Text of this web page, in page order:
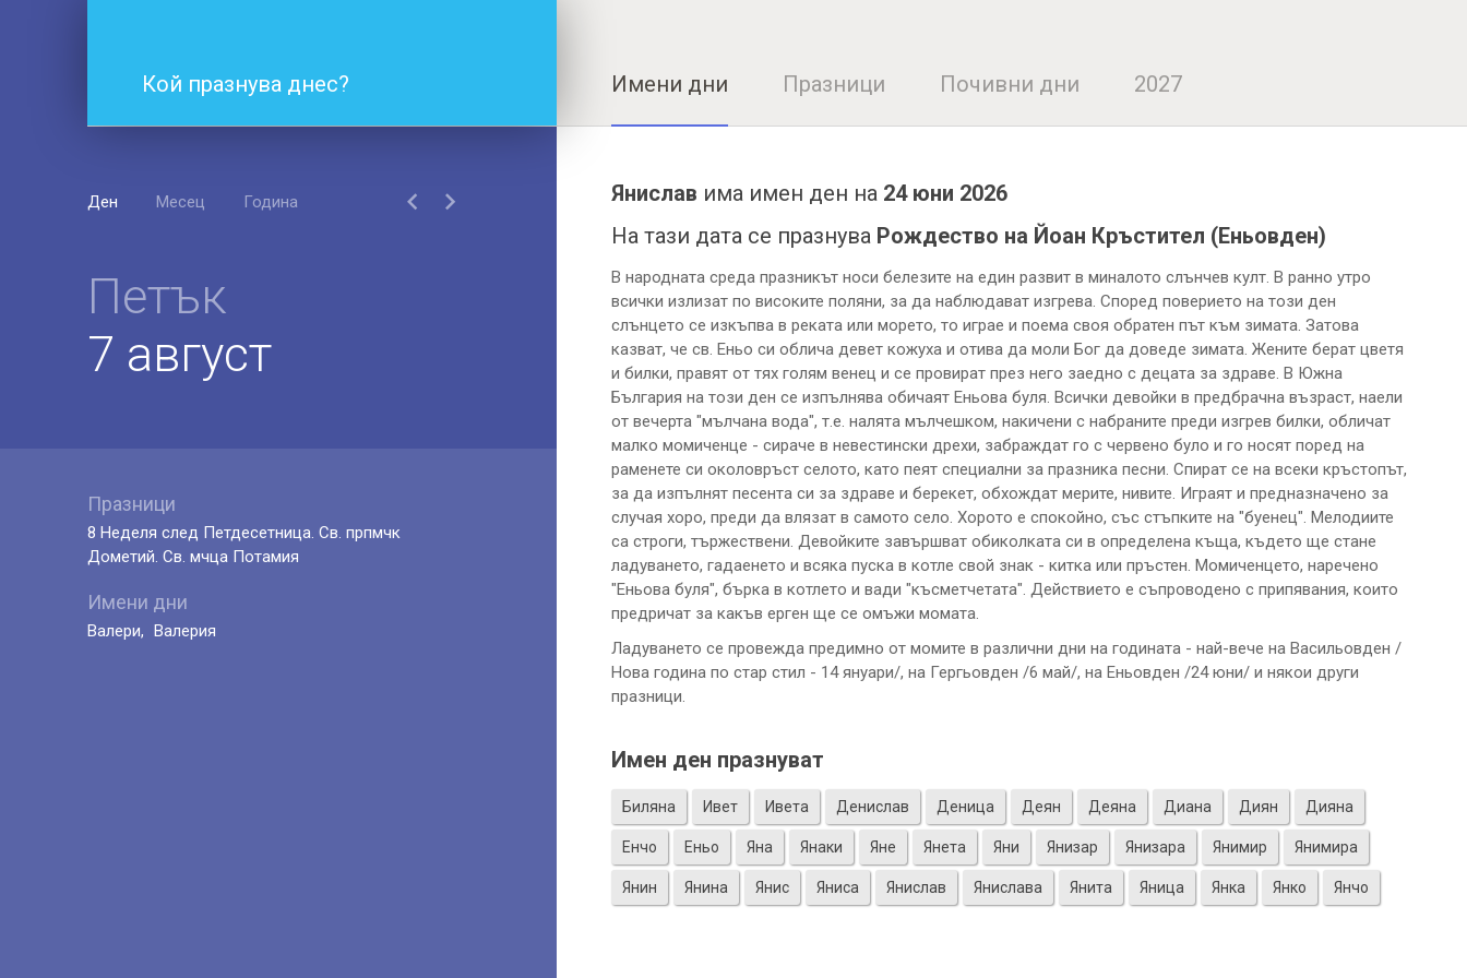
Кой празнува днес? Имени дни Празници Почивни дни 2027
Ден Месец Година
Петък
7 август
Празници
8 Неделя след Петдесетница. Св. прпмчк
Дометий. Св. мчца Потамия
Имени дни
Валери Валерия
Янислав има имен ден на 24 юни 2026
На тази дата се празнува Рождество на Йоан Кръстител (Еньовден)
В народната среда празникът носи белезите на един развит в миналото слънчев култ. В ранно утро
всички излизат по високите поляни, за да наблюдават изгрева. Според поверието на този ден
слънцето се изкъпва в реката или морето, то играе и поема своя обратен път към зимата. Затова
казват, че св. Еньо си облича девет кожуха и отива да моли Бог да доведе зимата. Жените берат цветя
и билки, правят от тях голям венец и се провират през него заедно с децата за здраве. В Южна
България на този ден се изпълнява обичаят Еньова буля. Всички девойки в предбрачна възраст, наели
от вечерта "мълчана вода", т.е. налята мълчешком, накичени с набраните преди изгрев билки, обличат
малко момиченце - сираче в невестински дрехи, забраждат го с червено було и го носят поред на
раменете си околовръст селото, като пеят специални за празника песни. Спират се на всеки кръстопът,
за да изпълнят песента си за здраве и берекет, обхождат мерите, нивите. Играят и предназначено за
случая хоро, преди да влязат в самото село. Хорото е спокойно, със стъпките на "буенец". Мелодиите
са строги, тържествени. Девойките завършват обиколката си в определена къща, където ще стане
ладуването, гадаенето и всяка пуска в котле свой знак - китка или пръстен. Момиченцето, наречено
"Еньова буля", бърка в котлето и вади "късметчетата". Действието е съпроводено с припявания, които
предричат за какъв ерген ще се омъжи момата.
Ладуването се провежда предимно от момите в различни дни на годината - най-вече на Васильовден /
Нова година по стар стил - 14 януари/, на Гергьовден /6 май/, на Еньовден /24 юни/ и някои други
празници.
Имен ден празнуват
Биляна Ивет Ивета Денислав Деница Деян Деяна Диана Диян Дияна
Енчо Еньо Яна Янаки Яне Янета Яни Янизар Янизара Янимир Янимира
Янин Янина Янис Яниса Янислав Янислава Янита Яница Янка Янко Янчо